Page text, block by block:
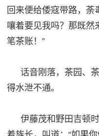
回来便给倭寇带路，荼
嚷着要见我吗？那既然
笔茶账！”
话音刚落，茶园、
得水泄不通。
伊藤茂和野田吉顿